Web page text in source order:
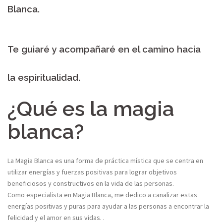
Blanca.
Te guiaré y acompañaré en el camino hacia
la espiritualidad​.
¿Qué es la magia
blanca?
La Magia Blanca es una forma de práctica mística que se centra en
utilizar energías y fuerzas positivas para lograr objetivos
beneficiosos y constructivos en la vida de las personas.
Como especialista en Magia Blanca, me dedico a canalizar estas
energías positivas y puras para ayudar a las personas a encontrar la
felicidad y el amor en sus vidas. .